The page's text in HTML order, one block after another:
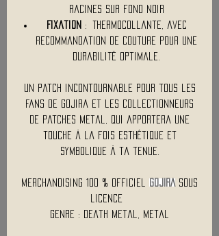
racines sur fond noir
Fixation
: Thermocollante, avec
recommandation de couture pour une
durabilité optimale.
Un patch incontournable pour tous les
fans de Gojira et les collectionneurs
de patches metal, qui apportera une
touche à la fois esthétique et
symbolique à ta tenue.
Merchandising 100 % Officiel GOJIRA Sous
licence
Genre : Death Metal, Metal